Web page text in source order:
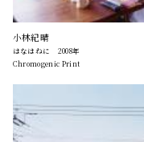
小林紀晴
はなはねに 2008年
Chromogenic Print